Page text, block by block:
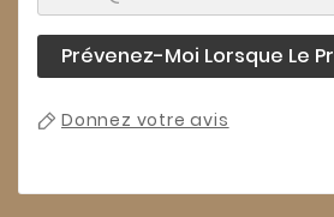
Prévenez-Moi Lorsque Le
Donnez votre avis